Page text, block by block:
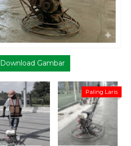
Download Gambar
Paling Laris